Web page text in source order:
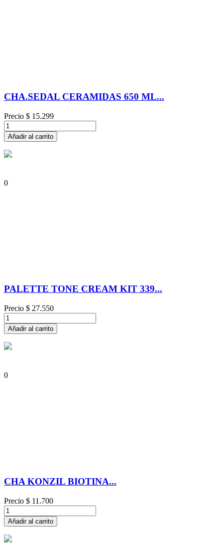
CHA.SEDAL CERAMIDAS 650 ML...
Precio $ 15.299
Añadir al carrito
0
PALETTE TONE CREAM KIT 339...
Precio $ 27.550
Añadir al carrito
0
CHA KONZIL BIOTINA...
Precio $ 11.700
Añadir al carrito